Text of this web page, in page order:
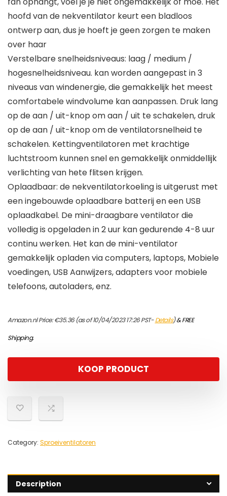
hoofd van de nekventilator keurt een bladloos
ontwerp aan, dus je hoeft je geen zorgen te maken
over haar
Verstelbare snelheidsniveaus: laag / medium /
hogesnelheidsniveau. kan worden aangepast in 3
niveaus van windenergie, die gemakkelijk het meest
comfortabele windvolume kan aanpassen. Druk lang
op de aan / uit-knop om aan / uit te schakelen, druk
op de aan / uit-knop om de ventilatorsnelheid te
schakelen. Kettingventilatoren met krachtige
luchtstroom kunnen snel en gemakkelijk onmiddellijk
verlichting van hete flitsen krijgen.
Oplaadbaar: de nekventilatorkoeling is uitgerust met
een ingebouwde oplaadbare batterij en een USB
oplaadkabel. De mini-draagbare ventilator die
volledig is opgeladen in 2 uur kan gedurende 4-8 uur
continu werken. Het kan de mini-ventilator
gemakkelijk opladen via computers, laptops, Mobiele
voedingen, USB Aanwijzers, adapters voor mobiele
telefoons, autoladers, enz.
Amazon.nl Price:€35.36(as of 10/04/2023 17:26 PST-Details)&FREE
Shipping.
KOOP PRODUCT
Category: Sproeiventilatoren
Description